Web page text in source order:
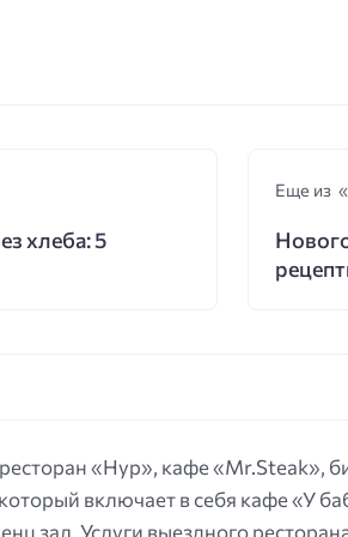
хлеба: 5
Еще из
«Нур», кафе «Mr.Steak»,
включает в себя кафе «У
зал. Услуги выездного